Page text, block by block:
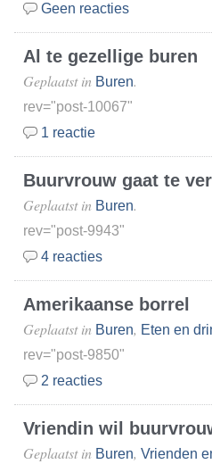
Geen reacties
Al te gezellige buren
Geplaatst in Buren.
rev="post-10067"
1 reactie
Buurvrouw gaat te ver
Geplaatst in Buren.
rev="post-9943"
4 reacties
Amerikaanse borrel
Geplaatst in Buren, Eten en
rev="post-9850"
2 reacties
Vriendin wil
Geplaatst in Buren, Vrienden